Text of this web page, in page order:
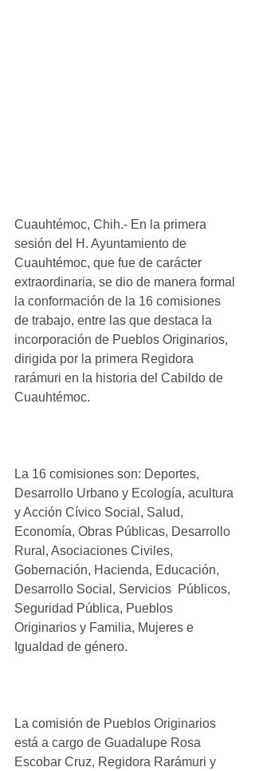
Cuauhtémoc, Chih.- En la primera
sesión del H. Ayuntamiento de
Cuauhtémoc, que fue de carácter
extraordinaria, se dio de manera formal
la conformación de la 16 comisiones
de trabajo, entre las que destaca la
incorporación de Pueblos Originarios,
dirigida por la primera Regidora
rarámuri en la historia del Cabildo de
Cuauhtémoc.
La 16 comisiones son: Deportes,
Desarrollo Urbano y Ecología, acultura
y Acción Cívico Social, Salud,
Economía, Obras Públicas, Desarrollo
Rural, Asociaciones Civiles,
Gobernación, Hacienda, Educación,
Desarrollo Social, Servicios  Públicos,
Seguridad Pública, Pueblos
Originarios y Familia, Mujeres e
Igualdad de género.
La comisión de Pueblos Originarios
está a cargo de Guadalupe Rosa
Escobar Cruz, Regidora Rarámuri y